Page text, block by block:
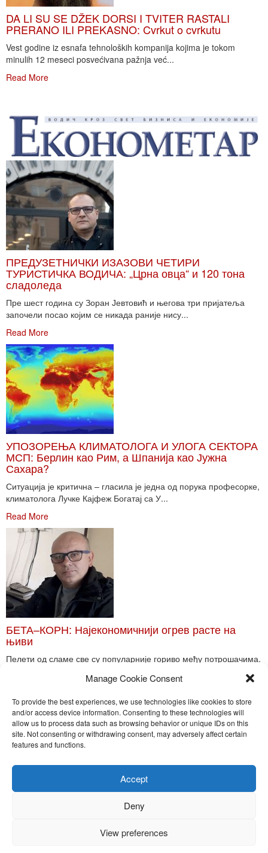
Manage Cookie Consent
To provide the best experiences, we use technologies like cookies to store
and/or access device information. Consenting to these technologies will
allow us to process data such as browsing behavior or unique IDs on this
site. Not consenting or withdrawing consent, may adversely affect certain
features and functions.
Accept
Deny
View preferences
DA LI SU SE DŽEK DORSI I TVITER RASTALI
PRERANO ILI PREKASNO: Cvrkut o cvrkutu
Vest godine iz esnafa tehnoloških kompanija kojima je tokom
minulih 12 meseci posvećivana pažnja već...
Read More
ПРЕДУЗЕТНИЧКИ ИЗАЗОВИ ЧЕТИРИ
ТУРИСТИЧКА ВОДИЧА: „Црна овца“ и 120 тона
сладоледа
Пре шест година су Зоран Јевтовић и његова три пријатеља
започели посао којим се никада раније нису...
Read More
УПОЗОРЕЊА КЛИМАТОЛОГА И УЛОГА СЕКТОРА
МСП: Берлин као Рим, а Шпанија као Јужна
Сахара?
Ситуација је критична – гласила је једна од порука професорке,
климатолога Лучке Кајфеж Богатај са У...
Read More
БЕТА–КОРН: Најекономичнији огрев расте на
њиви
Пелети од сламе све су популарније гориво међу потрошачима.
Toggle
Nira Press d.o.o.
Sadržaj ovog sajta je zakonom zaštićena intelektualna svojina
kopiranje, objavljivanje celine ili delova bilo kog proizvoda NiraPress